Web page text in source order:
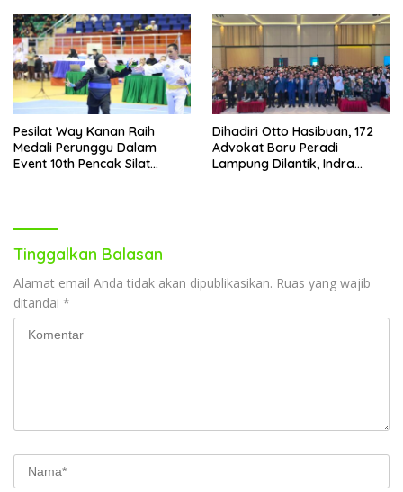
Pesilat Way Kanan Raih
Medali Perunggu Dalam
Event 10th Pencak Silat
Dihadiri Otto Hasibuan, 172
Advokat Baru Peradi
Lampung Dilantik, Indra
Tinggalkan Balasan
Alamat email Anda tidak akan dipublikasikan. Ruas yang wajib
ditandai *